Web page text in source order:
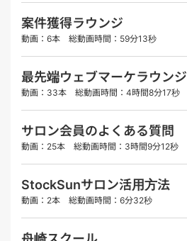
案件獲得ラウンジ
動画：6本 総動画時間：59分13秒
最先端ウェブマーケラウンジ
動画：33本 総動画時間：4時間8分17秒
サロン会員のよくある質問
動画：25本 総動画時間：3時間9分12秒
StockSunサロン活用方法
動画：2本 総動画時間：6分32秒